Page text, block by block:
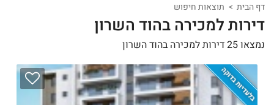
דף הבית תוצאות חיפוש
דירות למכירה בהוד השרון
נמצאו 25 דירות למכירה בהוד השרון
בלעדיות בדוקה